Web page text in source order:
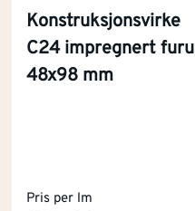
Konstruksjonsvirke
C24 impregnert furu
48x98 mm
Pris per lm